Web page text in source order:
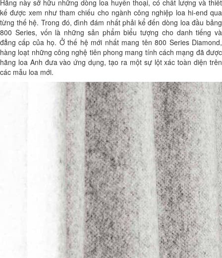
Hãng này sở hữu những dòng loa huyền thoại, có chất lượng và thiết
kế được xem như tham chiếu cho ngành công nghiệp loa hi-end qua
từng thế hệ. Trong đó, đình đám nhất phải kể đến dòng loa đầu bảng
800 Series, vốn là những sản phẩm biểu tượng cho danh tiếng và
đẳng cấp của họ. Ở thế hệ mới nhất mang tên 800 Series Diamond,
hàng loạt những công nghệ tiên phong mang tính cách mạng đã được
hãng loa Anh đưa vào ứng dụng, tạo ra một sự lột xác toàn diện trên
các mẫu loa mới.